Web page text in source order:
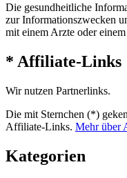
Die gesundheitliche
zur Informationszwecken
mit einem Arzte oder
* Affiliate-Links
Wir nutzen Partnerlinks.
Die mit Sternchen (*)
Affiliate-Links. Mehr über
Kategorien